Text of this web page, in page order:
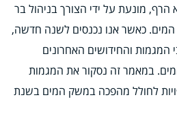
מונעת על ידי הצורך בניהול בר
המים. כאשר אנו נכנסים לשנה חדשה,
המגמות והחידושים האחרונים
במאמר זה נסקור את המגמות
לחולל מהפכה במשק המים בשנת